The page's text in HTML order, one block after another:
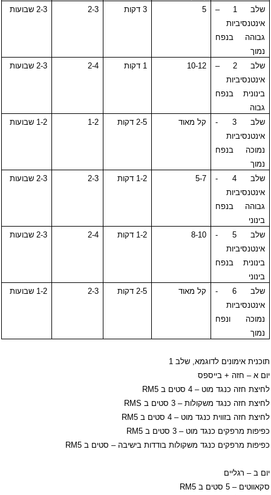
שלב 1 –
אינטנסיביות
גבוהה בנפח
נמוך
5 3 דקות 2-3 2-3 שבועות
שלב 2 –
אינטנסיביות
בינונית בנפח
גבוה
10-12 1 דקות 2-4 2-3 שבועות
שלב 3 -
אינטנסיביות
נמוכה בנפח
נמוך
קל מאוד 2-5 דקות 1-2 1-2 שבועות
שלב 4 -
אינטנסיביות
גבוהה בנפח
בינוני
5-7 1-2 דקות 2-3 2-3 שבועות
שלב 5 -
אינטנסיביות
בינונית בנפח
בינוני
8-10 1-2 דקות 2-4 2-3 שבועות
שלב 6 -
אינטנסיביות
נמוכה ונפח
נמוך
קל מאוד 2-5 דקות 2-3 1-2 שבועות
תוכנית אימונים לדוגמא, שלב 1
יום א – חזה + בייספס
לחיצת חזה כנגד מוט – 4 סטים ב
RM5
לחיצת חזה כנגד משקולות – 3 סטים ב
RMS
לחיצת חזה בזווית כנגד מוט – 4 סטים ב
RM5
כפיפות מרפקים כנגד מוט – 3 סטים ב
RM5
כפיפות מרפקים כנגד משקולות בודדות בישיבה – סטים ב RM5
יום ב – רגליים
סקאווטים – 5 סטים ב
RM5